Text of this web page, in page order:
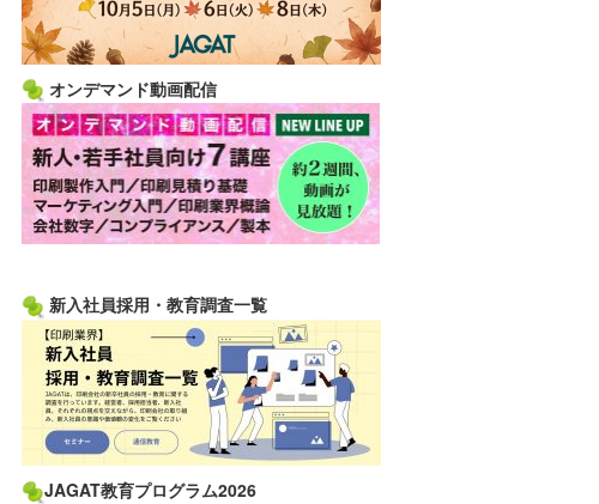
オンデマンド動画配信
新入社員採用・教育調査一覧
JAGAT教育プログラム2026